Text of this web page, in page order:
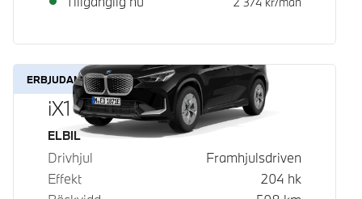
ERBJUDANDE
iX1 eDrive20
Bränsle
ELBIL
Drivhjul
Framhjulsdriven
Effekt
204 hk